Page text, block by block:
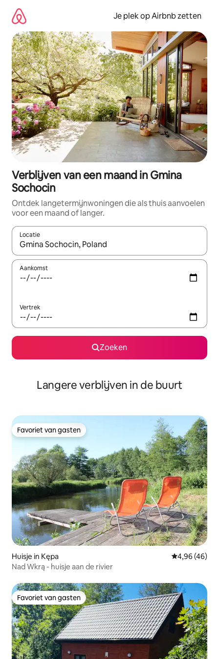
direct
naar
inhoud
Je plek op Airbnb zetten
Verblijven van een maand in Gmina
Sochocin
Ontdek langetermijnwoningen die als thuis aanvoelen
voor een maand of langer.
Locatie
Wanneer er resultaten beschikbaar zijn, maak je een keuze
Aankomst
Vertrek
Zoeken
Langere verblijven in de buurt
Favoriet van gasten
Favoriet van gasten
Huisje in Kępa Gemiddelde
4,96 (46)
Nad Wkrą - huisje aan de rivier
Favoriet van gasten
Favoriet van gasten